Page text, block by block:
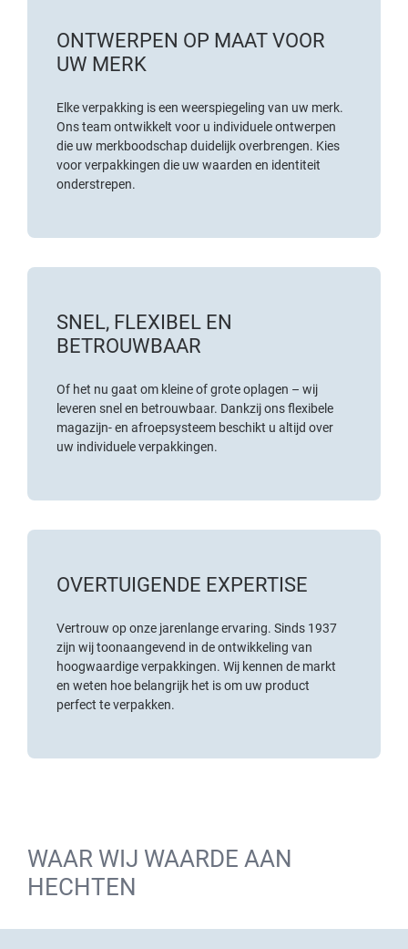
ONTWERPEN OP MAAT VOOR
UW MERK
Elke verpakking is een weerspiegeling van uw merk.
Ons team ontwikkelt voor u individuele ontwerpen
die uw merkboodschap duidelijk overbrengen. Kies
voor verpakkingen die uw waarden en identiteit
onderstrepen.
SNEL, FLEXIBEL EN
BETROUWBAAR
Of het nu gaat om kleine of grote oplagen – wij
leveren snel en betrouwbaar. Dankzij ons flexibele
magazijn- en afroepsysteem beschikt u altijd over
uw individuele verpakkingen.
OVERTUIGENDE EXPERTISE
Vertrouw op onze jarenlange ervaring. Sinds 1937
zijn wij toonaangevend in de ontwikkeling van
hoogwaardige verpakkingen. Wij kennen de markt
en weten hoe belangrijk het is om uw product
perfect te verpakken.
WAAR WIJ WAARDE AAN
HECHTEN